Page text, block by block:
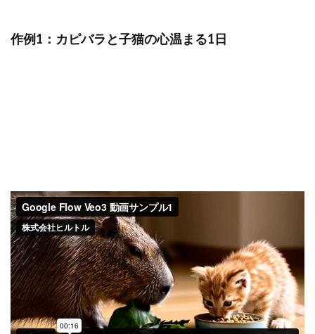
作例1：カピバラと子猫の心温まる1日